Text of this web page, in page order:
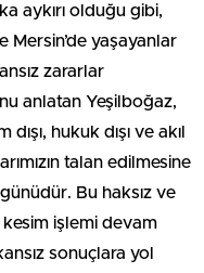
aykırı olduğu gibi,
Mersin’de yaşayanlar
zararlar
anlatan Yeşilboğaz,
hukuk dışı ve akıl
talan edilmesine
Bu haksız ve
işlemi devam
sonuçlara yol